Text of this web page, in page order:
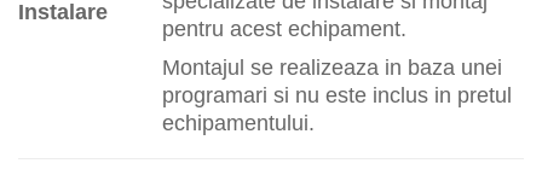
Instalare
pentru acest echipament.
Montajul se realizeaza in baza unei
programari si nu este inclus in pretul
echipamentului.